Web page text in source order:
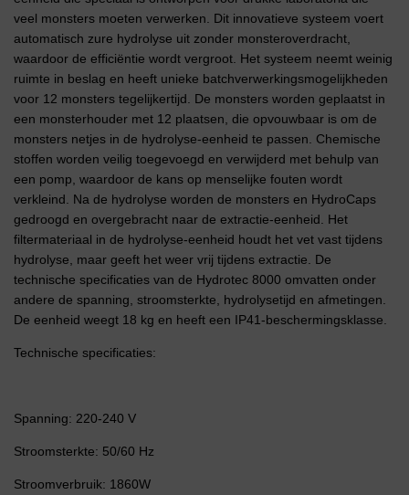
veel monsters moeten verwerken. Dit innovatieve systeem voert
automatisch zure hydrolyse uit zonder monsteroverdracht,
waardoor de efficiëntie wordt vergroot. Het systeem neemt weinig
ruimte in beslag en heeft unieke batchverwerkingsmogelijkheden
voor 12 monsters tegelijkertijd. De monsters worden geplaatst in
een monsterhouder met 12 plaatsen, die opvouwbaar is om de
monsters netjes in de hydrolyse-eenheid te passen. Chemische
stoffen worden veilig toegevoegd en verwijderd met behulp van
een pomp, waardoor de kans op menselijke fouten wordt
verkleind. Na de hydrolyse worden de monsters en HydroCaps
gedroogd en overgebracht naar de extractie-eenheid. Het
filtermateriaal in de hydrolyse-eenheid houdt het vet vast tijdens
hydrolyse, maar geeft het weer vrij tijdens extractie. De
technische specificaties van de Hydrotec 8000 omvatten onder
andere de spanning, stroomsterkte, hydrolysetijd en afmetingen.
De eenheid weegt 18 kg en heeft een IP41-beschermingsklasse.
Technische specificaties:
Spanning: 220-240 V
Stroomsterkte: 50/60 Hz
Stroomverbruik: 1860W